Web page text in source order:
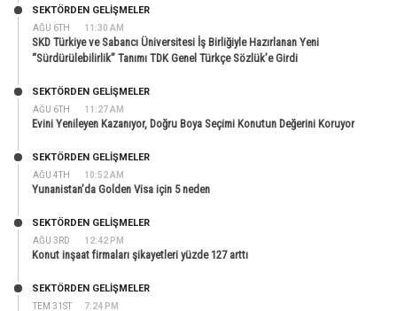
AĞU 6TH 11:30 AM
SEKTÖRDEN GELIŞMELER
SKD Türkiye ve Sabancı Üniversitesi İş Birliğiyle Hazırlanan Yeni
“Sürdürülebilirlik” Tanımı TDK Genel Türkçe Sözlük’e Girdi
AĞU 6TH 11:27 AM
SEKTÖRDEN GELIŞMELER
Evini Yenileyen Kazanıyor, Doğru Boya Seçimi Konutun Değerini Koruyor
AĞU 4TH 10:52 AM
SEKTÖRDEN GELIŞMELER
Yunanistan’da Golden Visa için 5 neden
AĞU 3RD 12:42 PM
SEKTÖRDEN GELIŞMELER
Konut inşaat firmaları şikayetleri yüzde 127 arttı
TEM 31ST 7:24 PM
SEKTÖRDEN GELIŞMELER